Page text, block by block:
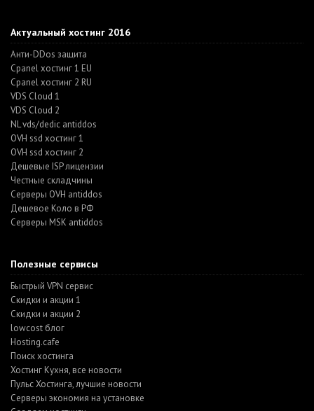
Актуальный хостинг 2016
Анти-DDos защита
Cpanel хостинг 1 EU
Cpanel хостинг 2 RU
VDS Cloud 1
VDS Cloud 2
NL vds/dedic antiddos
OVH ssd хостинг 1
OVH ssd хостинг 2
Дешевые ISP лицензии
Честные складчины
Серверы OVH antiddos
Дешевое Коло в РФ
Серверы MSK antiddos
Полезные сервисы
Быстрый VPN сервис
Скидки и акции 1
Скидки и акции 2
lowcost блог
Hosting.cafe
Поиск хостинга
Хостинг Кухня, все новости
Пульс Хостинга, лучшие новости
Серверы экономия на установке